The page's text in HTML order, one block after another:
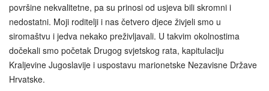
površine nekvalitetne, pa su prinosi od usjeva bili skromni i
nedostatni. Moji roditelji i nas četvero djece živjeli smo u
siromaštvu i jedva nekako preživljavali. U takvim okolnostima
dočekali smo početak Drugog svjetskog rata, kapitulaciju
Kraljevine Jugoslavije i uspostavu marionetske Nezavisne Države
Hrvatske.